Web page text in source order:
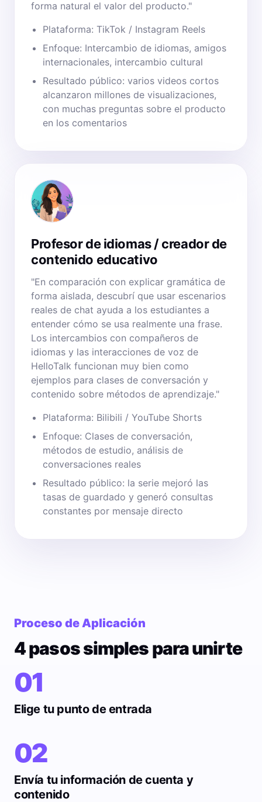
forma natural el valor del producto."
Plataforma: TikTok / Instagram Reels
Enfoque: Intercambio de idiomas, amigos
internacionales, intercambio cultural
Resultado público: varios videos cortos
alcanzaron millones de visualizaciones,
con muchas preguntas sobre el producto
en los comentarios
Profesor de idiomas / creador de
contenido educativo
"En comparación con explicar gramática de
forma aislada, descubrí que usar escenarios
reales de chat ayuda a los estudiantes a
entender cómo se usa realmente una frase.
Los intercambios con compañeros de
idiomas y las interacciones de voz de
HelloTalk funcionan muy bien como
ejemplos para clases de conversación y
contenido sobre métodos de aprendizaje."
Plataforma: Bilibili / YouTube Shorts
Enfoque: Clases de conversación,
métodos de estudio, análisis de
conversaciones reales
Resultado público: la serie mejoró las
tasas de guardado y generó consultas
constantes por mensaje directo
Proceso de Aplicación
4 pasos simples para unirte
01
Elige tu punto de entrada
02
Envía tu información de cuenta y
contenido